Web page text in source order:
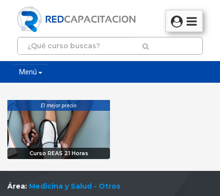
Menú
El mejor precio
Curso REAS 21 Horas
Área: Medicina y Salud - Otros